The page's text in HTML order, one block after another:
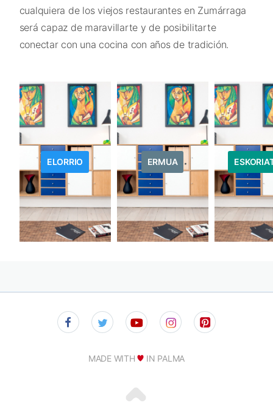
cualquiera de los viejos restaurantes en Zumárraga
será capaz de maravillarte y de posibilitarte
conectar con una cocina con años de tradición.
ELORRIO ERMUA
MADE WITH IN PALMA